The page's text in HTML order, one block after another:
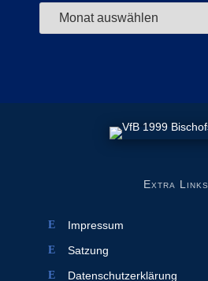
Extra Links
Impressum
Satzung
Datenschutzerklärung